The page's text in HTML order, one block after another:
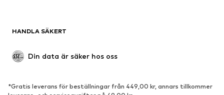
Nytt
Boots & stövlar
Lågskor
HANDLA SÄKERT
Din data är säker hos oss
*Gratis leverans för beställningar från 449,00 kr, annars tillkommer